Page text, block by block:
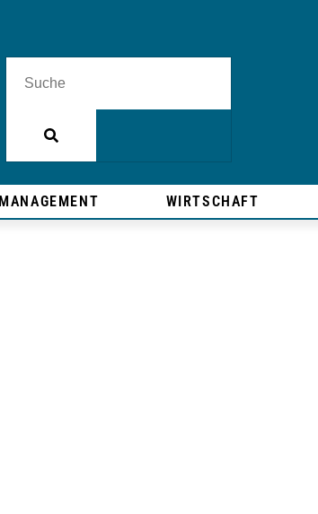
MANAGEMENT WIRTSCHAFT